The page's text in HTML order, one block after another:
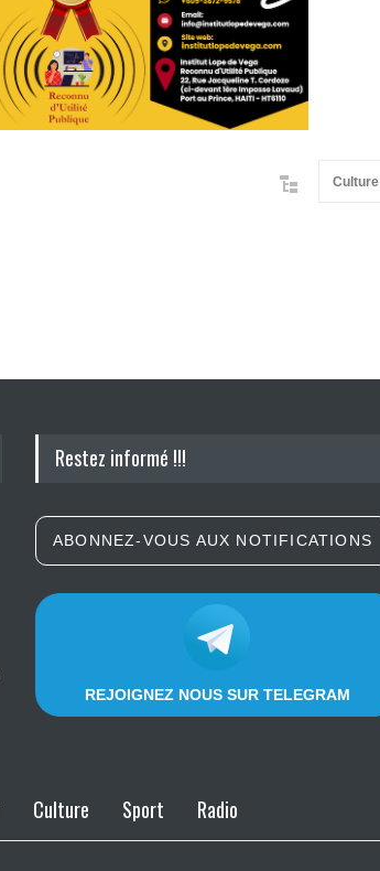
Culture
Restez informé !!!
ABONNEZ-VOUS AUX NOTIFICATIONS
REJOIGNEZ NOUS SUR TELEGRAM
Culture Sport Radio